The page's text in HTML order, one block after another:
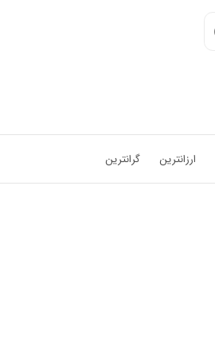
ارزانترین گرانترین